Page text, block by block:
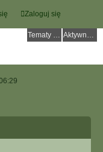
Zaloguj się
Tematy bez odpowiedzi Aktywne tematy